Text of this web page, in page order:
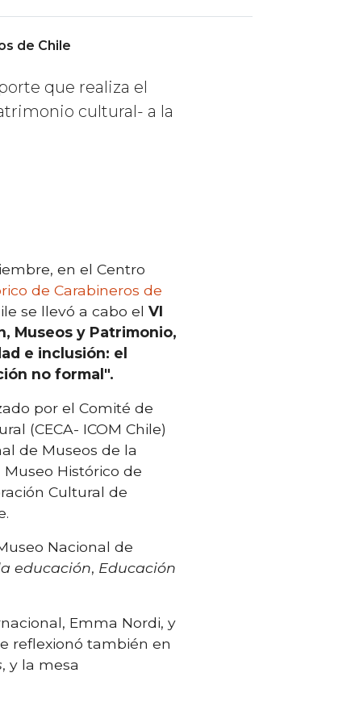
de Chile
que realiza el
cultural- a la
en el Centro
de Carabineros de
se llevó a cabo elVI
Museos y Patrimonio,
e inclusión: el
no formal".
por el Comité de
(CECA- ICOM Chile)
de Museos de la
Histórico de
Cultural de
Nacional de
educación, Educación
Emma Nordi, y
reflexionó también en
, y la mesa